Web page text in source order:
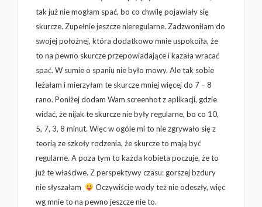
tak już nie mogłam spać, bo co chwilę pojawiały się
skurcze. Zupełnie jeszcze nieregularne. Zadzwoniłam do
swojej położnej, która dodatkowo mnie uspokoiła, że
to na pewno skurcze przepowiadające i kazała wracać
spać. W sumie o spaniu nie było mowy. Ale tak sobie
leżałam i mierzyłam te skurcze mniej więcej do 7 – 8
rano. Poniżej dodam Wam screenhot z aplikacji, gdzie
widać, że nijak te skurcze nie były regularne, bo co 10,
5, 7, 3, 8 minut. Więc w ogóle mi to nie zgrywało się z
teorią ze szkoły rodzenia, że skurcze to mają być
regularne. A poza tym to każda kobieta poczuje, że to
już te właściwe. Z perspektywy czasu: gorszej bzdury
nie słyszałam
Oczywiście wody też nie odeszły, więc
wg mnie to na pewno jeszcze nie to.